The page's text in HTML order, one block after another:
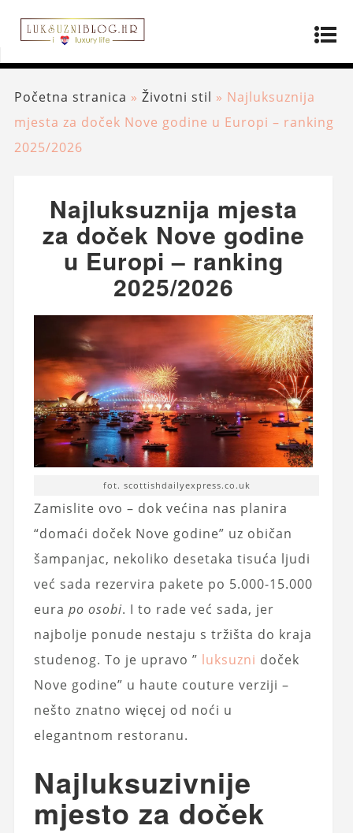
Početna stranica » Životni stil » Najluksuznija
mjesta za doček Nove godine u Europi – ranking
2025/2026
Najluksuznija mjesta
za doček Nove godine
u Europi – ranking
2025/2026
fot. scottishdailyexpress.co.uk
Zamislite ovo – dok većina nas planira
“domaći doček Nove godine” uz običan
šampanjac, nekoliko desetaka tisuća ljudi
već sada rezervira pakete po 5.000-15.000
eura po osobi. I to rade već sada, jer
najbolje ponude nestaju s tržišta do kraja
studenog. To je upravo ” luksuzni doček
Nove godine” u haute couture verziji –
nešto znatno więcej od noći u
elegantnom restoranu.
Najluksuzivnije
mjesto za doček